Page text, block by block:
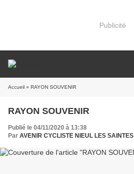
Publicité
Accueil » RAYON SOUVENIR
RAYON SOUVENIR
Publié le 04/11/2020 à 13:38
Par AVENIR CYCLISTE NIEUL LES SAINTES